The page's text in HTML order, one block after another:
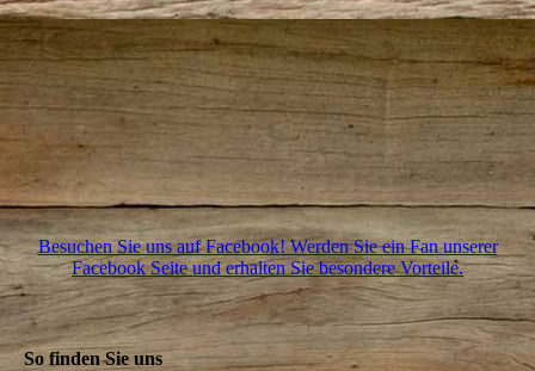
Besuchen Sie uns auf Facebook! Werden Sie ein Fan unserer
Facebook Seite und erhalten Sie besondere Vorteile.
So finden Sie uns